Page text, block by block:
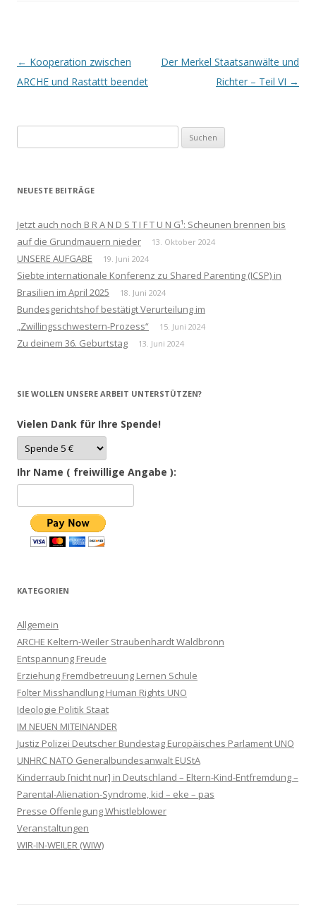
Beitrags-
Navigation
← Kooperation zwischen
ARCHE und Rastattt beendet
Der Merkel Staatsanwälte und
Richter – Teil VI →
nach:
NEUESTE BEITRÄGE
Jetzt auch noch B R A N D S T I F T U N G¹: Scheunen brennen bis
auf die Grundmauern nieder
13. Oktober 2024
UNSERE AUFGABE 19. Juni 2024
Siebte internationale Konferenz zu Shared Parenting (ICSP) in
Brasilien im April 2025
18. Juni 2024
Bundesgerichtshof bestätigt Verurteilung im
„Zwillingsschwestern-Prozess“
15. Juni 2024
Zu deinem 36. Geburtstag 13. Juni 2024
SIE WOLLEN UNSERE ARBEIT UNTERSTÜTZEN?
Vielen Dank für Ihre Spende!
Ihr Name ( freiwillige Angabe ):
KATEGORIEN
Allgemein
ARCHE Keltern-Weiler Straubenhardt Waldbronn
Entspannung Freude
Erziehung Fremdbetreuung Lernen Schule
Folter Misshandlung Human Rights UNO
Ideologie Politik Staat
IM NEUEN MITEINANDER
Justiz Polizei Deutscher Bundestag Europäisches Parlament UNO
UNHRC NATO Generalbundesanwalt EUStA
Kinderraub [nicht nur] in Deutschland – Eltern-Kind-Entfremdung –
Parental-Alienation-Syndrome, kid – eke – pas
Presse Offenlegung Whistleblower
Veranstaltungen
WIR-IN-WEILER (WIW)